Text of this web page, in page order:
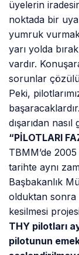
üyelerin
noktada bir
yumruk
yarı yolda
vardır.
sorunlar
Peki,
dışarıdan
“PİLOTLARI
TBMM’de
tarihte aynı
Başbakanlık
olduktan sonra
kesilmesi
THY pilotları
pilotunun